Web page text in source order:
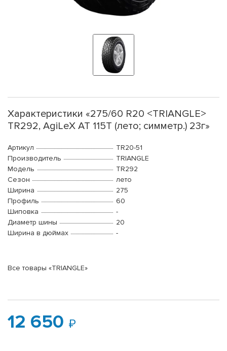
Характеристики «275/60 R20 <TRIANGLE>
TR292, AgiLeX AT 115T (лето; симметр.) 23г»
Артикул
TR20-51
Производитель
TRIANGLE
Модель
TR292
Сезон
лето
Ширина
275
Профиль
60
Шиповка
-
Диаметр шины
20
Ширина в дюймах
-
Все товары «TRIANGLE»
12 650